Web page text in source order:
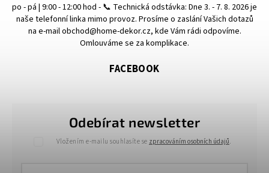
Odebírat newsletter
Vložením e-mailu souhlasíte se zpracováním osobních údajů.
po - pá | 9:00 - 12:00 hod - 📞 Technická odstávka: Dne 3. - 7. 8. 2026 je
naše telefonní linka mimo provoz. Prosíme o zaslání Vašich dotazů
na e-mail obchod@home-dekor.cz, kde Vám rádi odpovíme.
Omlouváme se za komplikace.
FACEBOOK